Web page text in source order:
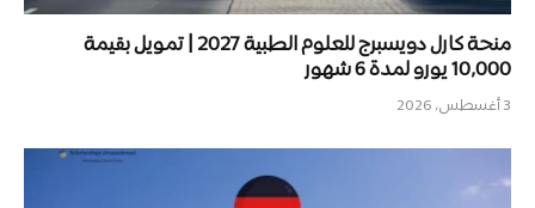
منحة كارل دويسبرج للعلوم الطبية 2027 | تمويل بقيمة
10,000 يورو لمدة 6 شهور
3 أغسطس، 2026